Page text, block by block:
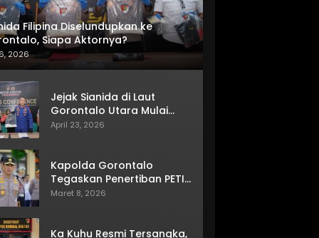
Filipina Diselundupkan ke
Siapa Aktornya?
2026
Jejak Sianida di Laut
Gorontalo Utara Mulai
Terkuak
April 23, 2026
Kapolda Gorontalo
Tegaskan Penertiban PETI
Terus Berjalan
Maret 8, 2026
Ka Kuhu Resmi Tersangka,